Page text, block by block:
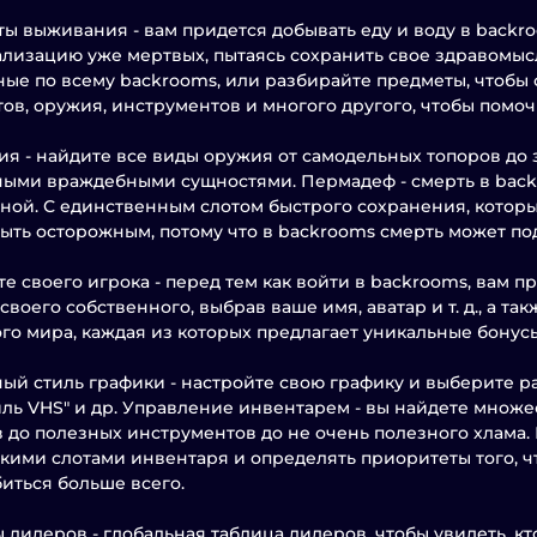
выживания - вам придется добывать еду и воду в
уже мертвых, пытаясь сохранить свое
по всему backrooms, или разбирайте предметы, чтобы
оружия, инструментов и многого другого, чтобы
- найдите все виды оружия от самодельных топоров
враждебными сущностями. Пермадеф - смерть в
С единственным слотом быстрого сохранения,
осторожным, потому что в backrooms смерть может
своего игрока - перед тем как войти в backrooms, вам
своего собственного, выбрав ваше имя, аватар и т. д., а
мира, каждая из которых предлагает уникальные
стиль графики - настройте свою графику и выберите
VHS" и др. Управление инвентарем - вы найдете
до полезных инструментов до не очень полезного
слотами инвентаря и определять приоритеты
больше всего.